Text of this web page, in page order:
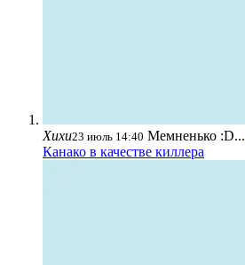
Хихи23 июль 14:40 Мемненько :D...
Канако в качестве киллера